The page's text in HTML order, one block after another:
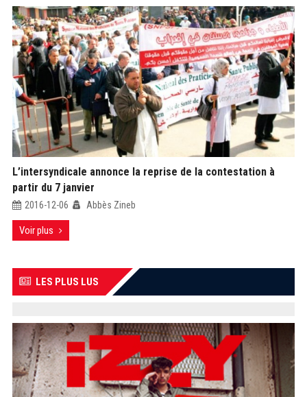
L’intersyndicale annonce la reprise de la contestation à
partir du 7 janvier
2016-12-06 Abbès Zineb
Voir plus
LES PLUS LUS